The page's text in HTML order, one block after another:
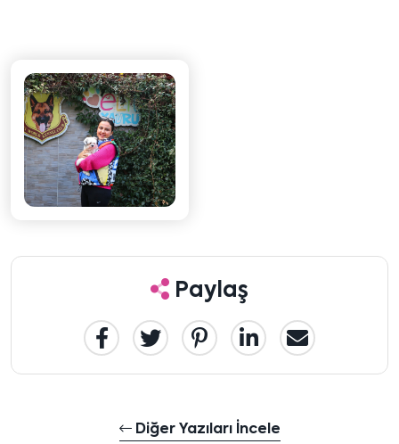
Paylaş
Diğer Yazıları İncele